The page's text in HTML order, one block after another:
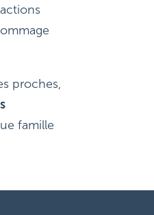
proches,
famille